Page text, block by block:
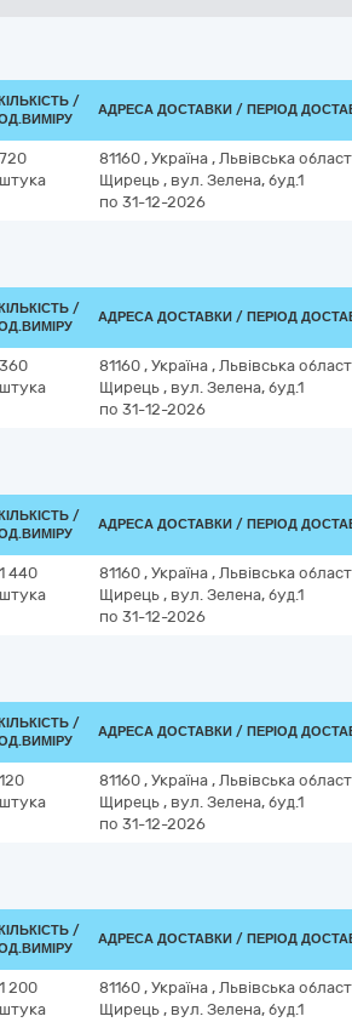
/
АДРЕСА ДОСТАВКИ / ПЕРІОД
720
штука
81160 , Україна , Львівська
Щирець , вул. Зелена, буд.1
по 31-12-2026
/
АДРЕСА ДОСТАВКИ / ПЕРІОД
360
штука
81160 , Україна , Львівська
Щирець , вул. Зелена, буд.1
по 31-12-2026
/
АДРЕСА ДОСТАВКИ / ПЕРІОД
1 440
штука
81160 , Україна , Львівська
Щирець , вул. Зелена, буд.1
по 31-12-2026
/
АДРЕСА ДОСТАВКИ / ПЕРІОД
120
штука
81160 , Україна , Львівська
Щирець , вул. Зелена, буд.1
по 31-12-2026
/
АДРЕСА ДОСТАВКИ / ПЕРІОД
1 200
штука
81160 , Україна , Львівська
Щирець , вул. Зелена, буд.1